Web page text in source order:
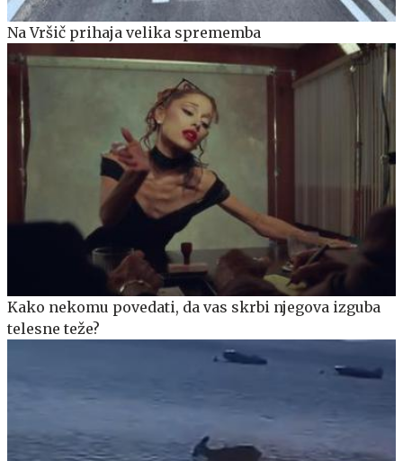
Na Vršič prihaja velika sprememba
Kako nekomu povedati, da vas skrbi njegova izguba
telesne teže?